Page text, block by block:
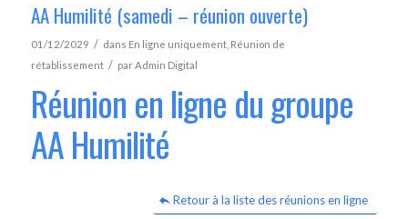
AA Humilité (samedi – réunion ouverte)
01/12/2029 / dans En ligne uniquement, Réunion de
rétablissement / parAdmin Digital
Réunion en ligne du groupe
AA Humilité
Retour à la liste des réunions en ligne